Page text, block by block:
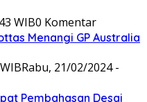
WIB0 Komentar
Menangi GP Australia
Rabu, 21/02/2024 -
Pembahasan Desai